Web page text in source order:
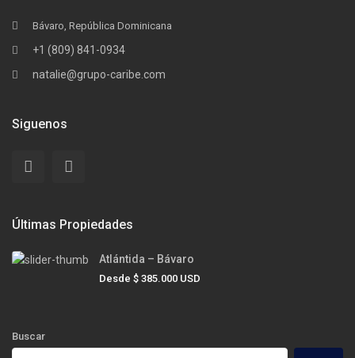
Bávaro, República Dominicana
+1 (809) 841-0934
natalie@grupo-caribe.com
Siguenos
Últimas Propiedades
Atlántida – Bávaro
Desde $ 385.000 USD
Buscar